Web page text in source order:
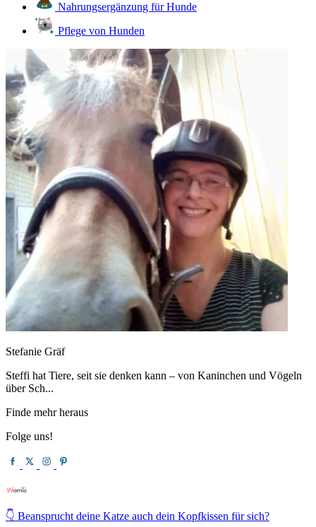
Nahrungsergänzung für Hunde
Pflege von Hunden
Stefanie Gräf
Steffi hat Tiere, seit sie denken kann – von Kaninchen und Vögeln
über Sch...
Finde mehr heraus
Folge uns!
👇 Beansprucht deine Katze auch dein Kopfkissen für sich?